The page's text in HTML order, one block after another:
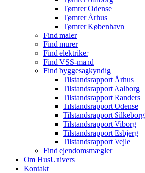
Tømrer Odense
Tømrer Århus
Tømrer København
Find maler
Find murer
Find elektriker
Find VSS-mand
Find byggesagkyndig
Tilstandsrapport Århus
Tilstandsrapport Aalborg
Tilstandsrapport Randers
Tilstandsrapport Odense
Tilstandsrapport Silkeborg
Tilstandsrapport Viborg
Tilstandsrapport Esbjerg
Tilstandsrapport Vejle
Find ejendomsmægler
Om HusUnivers
Kontakt